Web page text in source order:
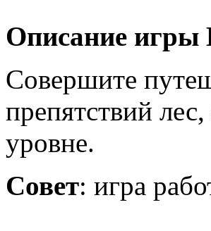
Описание
Совершите
препятствий
уровне.
Совет: игра